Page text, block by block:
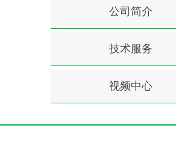
公司简介
技术服务
视频中心